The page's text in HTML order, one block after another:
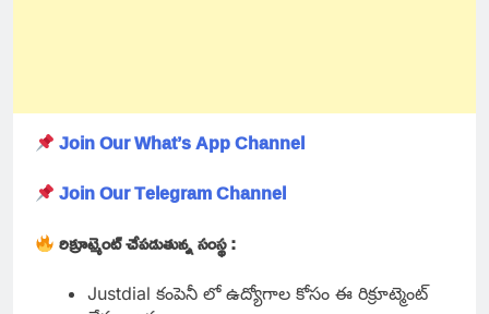
Join Our What’s App Channel
Join Our Telegram Channel
రిక్రూట్మెంట్ చేపడుతున్న సంస్థ :
Justdial కంపెనీ లో ఉద్యోగాల కోసం ఈ రిక్రూట్మెంట్